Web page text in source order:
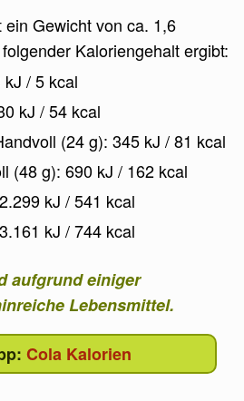
Gewicht von ca. 1,6
Kaloriengehalt ergibt:
/ 5 kcal
kJ / 54 kcal
(24 g): 345 kJ / 81 kcal
(48 g): 690 kJ / 162 kcal
kJ / 541 kcal
kJ / 744 kcal
aufgrund einiger
Lebensmittel.
Cola Kalorien